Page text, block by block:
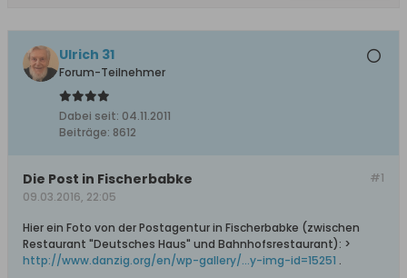
Ulrich 31
Forum-Teilnehmer
Dabei seit: 04.11.2011
Beiträge: 8612
#1
Die Post in Fischerbabke
09.03.2016, 22:05
Hier ein Foto von der Postagentur in Fischerbabke (zwischen
Restaurant "Deutsches Haus" und Bahnhofsrestaurant): >
http://www.danzig.org/en/wp-gallery/...y-img-id=15251 .